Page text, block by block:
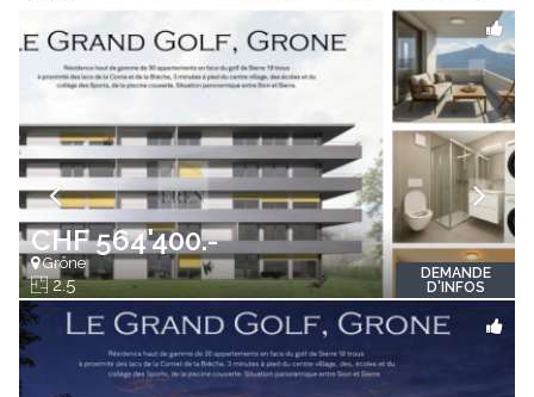
CHF 564'400.-
Grône
2.5
DEMANDE
D'INFOS